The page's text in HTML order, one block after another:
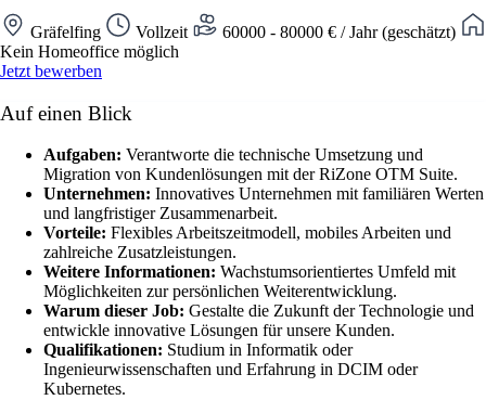
Gräfelfing Vollzeit
60000 - 80000 € / Jahr (geschätzt)
Kein Homeoffice möglich
Jetzt bewerben
Auf einen Blick
Aufgaben: Verantworte die technische Umsetzung und
Migration von Kundenlösungen mit der RiZone OTM Suite.
Unternehmen: Innovatives Unternehmen mit familiären Werten
und langfristiger Zusammenarbeit.
Vorteile: Flexibles Arbeitszeitmodell, mobiles Arbeiten und
zahlreiche Zusatzleistungen.
Weitere Informationen: Wachstumsorientiertes Umfeld mit
Möglichkeiten zur persönlichen Weiterentwicklung.
Warum dieser Job: Gestalte die Zukunft der Technologie und
entwickle innovative Lösungen für unsere Kunden.
Qualifikationen: Studium in Informatik oder
Ingenieurwissenschaften und Erfahrung in DCIM oder
Kubernetes.